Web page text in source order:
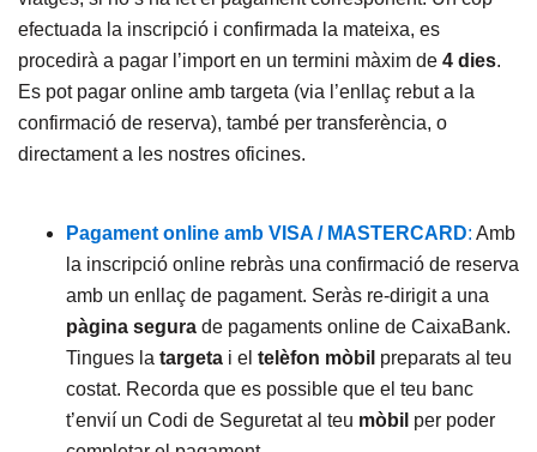
efectuada la inscripció i confirmada la mateixa, es
procedirà a pagar l’import en un termini màxim de 4 dies.
Es pot pagar online amb targeta (via l’enllaç rebut a la
confirmació de reserva), també per transferència, o
directament a les nostres oficines.
Pagament online amb VISA / MASTERCARD: Amb
la inscripció online rebràs una confirmació de reserva
amb un enllaç de pagament. Seràs re-dirigit a una
pàgina segura de pagaments online de CaixaBank.
Tingues la targeta i el telèfon mòbil preparats al teu
costat. Recorda que es possible que el teu banc
t’envií un Codi de Seguretat al teu mòbil per poder